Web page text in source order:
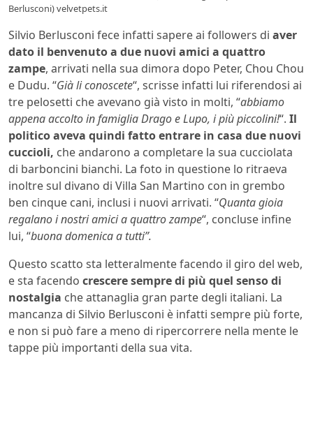
Berlusconi) velvetpets.it
Silvio Berlusconi fece infatti sapere ai followers di aver
dato il benvenuto a due nuovi amici a quattro
zampe, arrivati nella sua dimora dopo Peter, Chou Chou
e Dudu. “Già li conoscete“, scrisse infatti lui riferendosi ai
tre pelosetti che avevano già visto in molti, “abbiamo
appena accolto in famiglia Drago e Lupo, i più piccolini!“. Il
politico aveva quindi fatto entrare in casa due nuovi
cuccioli, che andarono a completare la sua cucciolata
di barboncini bianchi. La foto in questione lo ritraeva
inoltre sul divano di Villa San Martino con in grembo
ben cinque cani, inclusi i nuovi arrivati. “Quanta gioia
regalano i nostri amici a quattro zampe“, concluse infine
lui, “buona domenica a tutti”.
Questo scatto sta letteralmente facendo il giro del web,
e sta facendo crescere sempre di più quel senso di
nostalgia che attanaglia gran parte degli italiani. La
mancanza di Silvio Berlusconi è infatti sempre più forte,
e non si può fare a meno di ripercorrere nella mente le
tappe più importanti della sua vita.